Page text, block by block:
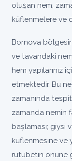
oluşan nem;
küflenmelere ve
Bornova
ve tavandaki
hem yapılarınız
etmektedir. Bu
zamanında
zamanda nemin
başlaması; giysi
küflenmesine ve
rutubetin önüne